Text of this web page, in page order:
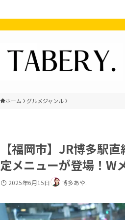
ホーム グルメジャンル
【福岡市】JR博多駅
定メニューが登場！W
2025年6月15日 博多あや.